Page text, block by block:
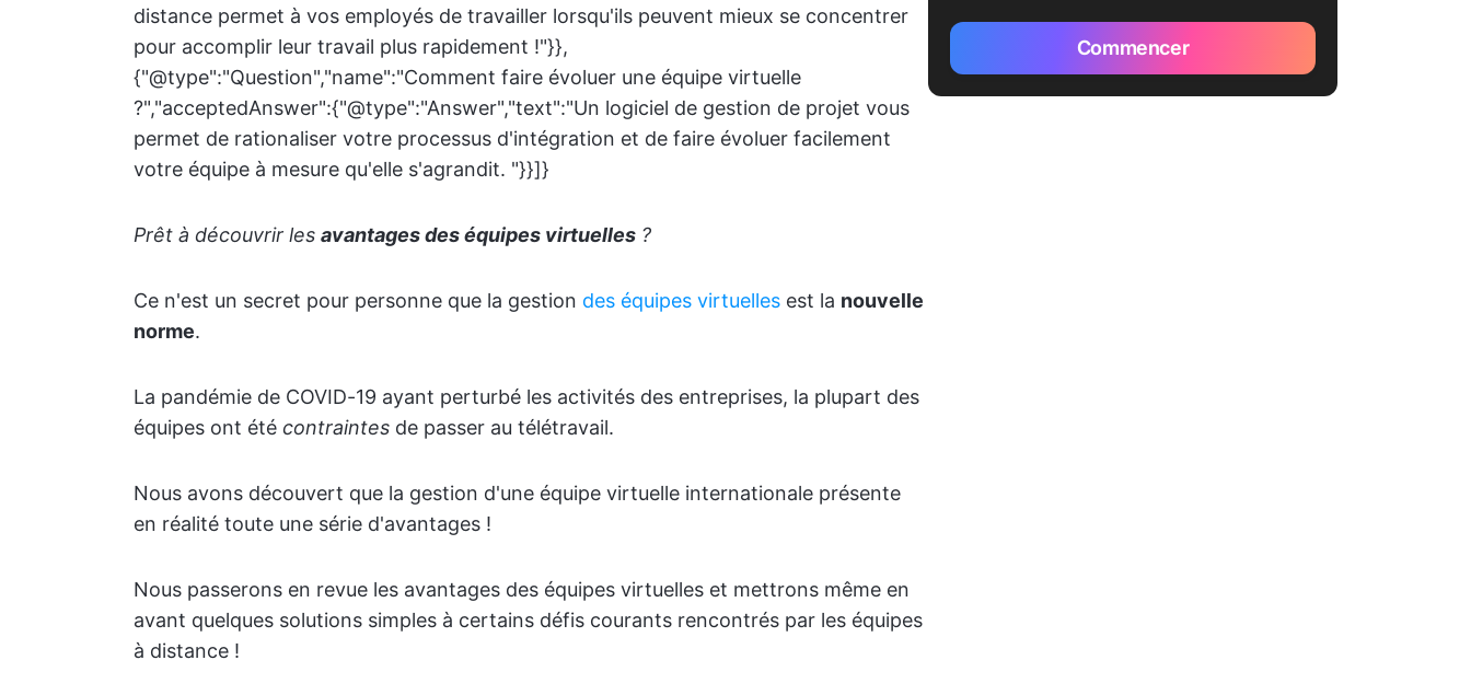
distance permet à vos employés de travailler lorsqu'ils peuvent mieux se concentrer
pour accomplir leur travail plus rapidement !"}},
{"@type":"Question","name":"Comment faire évoluer une équipe virtuelle
?","acceptedAnswer":{"@type":"Answer","text":"Un logiciel de gestion de projet vous
permet de rationaliser votre processus d'intégration et de faire évoluer facilement
votre équipe à mesure qu'elle s'agrandit. "}}]}
Prêt à découvrir les avantages des équipes virtuelles ?
Ce n'est un secret pour personne que la gestion des équipes virtuelles est la nouvelle
norme.
La pandémie de COVID-19 ayant perturbé les activités des entreprises, la plupart des
équipes ont été contraintes de passer au télétravail.
Nous avons découvert que la gestion d'une équipe virtuelle internationale présente
en réalité toute une série d'avantages !
Nous passerons en revue les avantages des équipes virtuelles et mettrons même en
avant quelques solutions simples à certains défis courants rencontrés par les équipes
à distance !
Commencer